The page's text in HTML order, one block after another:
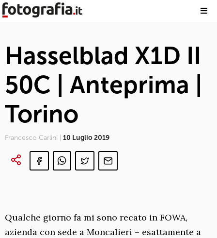
Hasselblad X1D II
50C | Anteprima |
Torino
Francesco Carlini | 10 Luglio 2019
Qualche giorno fa mi sono recato in FOWA,
azienda con sede a Moncalieri – esattamente a